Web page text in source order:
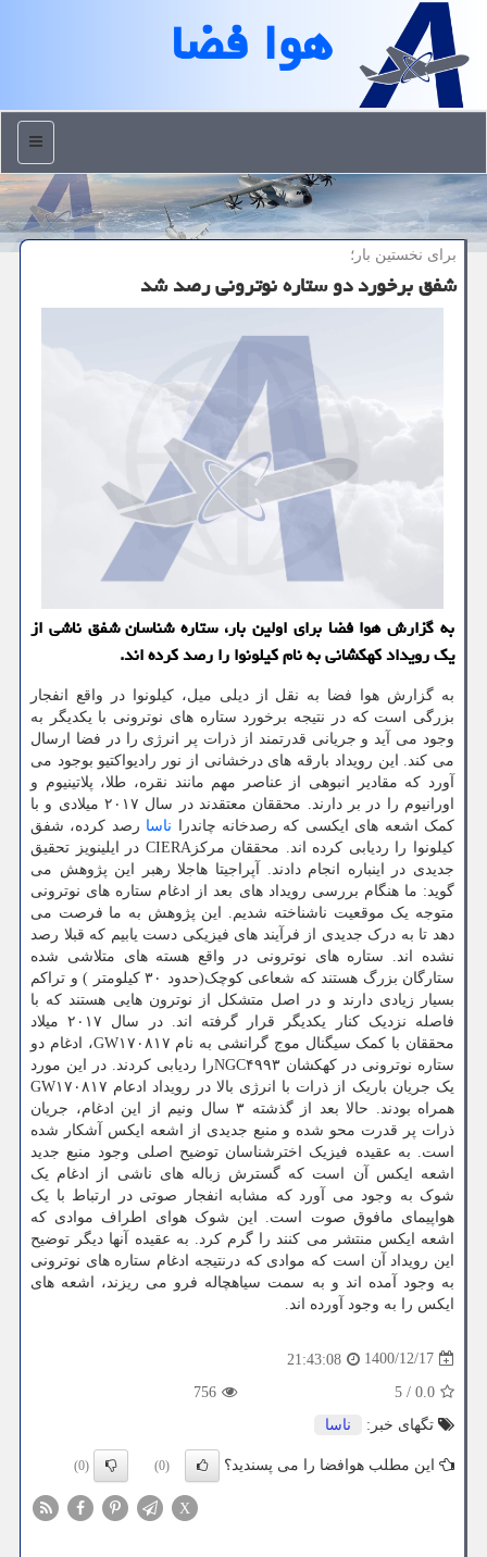
هوا فضا
منو
برای نخستین بار؛
شفق برخورد دو ستاره نوترونی رصد شد
به گزارش هوا فضا برای اولین بار، ستاره شناسان شفق ناشی از
یک رویداد کهکشانی به نام کیلونوا را رصد کرده اند.
به گزارش هوا فضا به نقل از دیلی میل، کیلونوا در واقع انفجار
بزرگی است که در نتیجه برخورد ستاره های نوترونی با یکدیگر به
وجود می آید و جریانی قدرتمند از ذرات پر انرژی را در فضا ارسال
می کند. این رویداد بارقه های درخشانی از نور رادیواکتیو بوجود می
آورد که مقادیر انبوهی از عناصر مهم مانند نقره، طلا، پلاتینیوم و
اورانیوم را در بر دارند. محققان معتقدند در سال ۲۰۱۷ میلادی و با
کمک اشعه های ایکسی که رصدخانه چاندرا ناسا رصد کرده، شفق
کیلونوا را ردیابی کرده اند. محققان مرکزCIERA در ایلینویز تحقیق
جدیدی در اینباره انجام دادند. آپراجیتا هاجلا رهبر این پژوهش می
گوید: ما هنگام بررسی رویداد های بعد از ادغام ستاره های نوترونی
متوجه یک موقعیت ناشناخته شدیم. این پژوهش به ما فرصت می
دهد تا به درک جدیدی از فرآیند های فیزیکی دست یابیم که قبلا رصد
نشده اند. ستاره های نوترونی در واقع هسته های متلاشی شده
ستارگان بزرگ هستند که شعاعی کوچک(حدود ۳۰ کیلومتر ) و تراکم
بسیار زیادی دارند و در اصل متشکل از نوترون هایی هستند که با
فاصله نزدیک کنار یکدیگر قرار گرفته اند. در سال ۲۰۱۷ میلاد
محققان با کمک سیگنال موج گرانشی به نام GW۱۷۰۸۱۷، ادغام دو
ستاره نوترونی در کهکشان NGC۴۹۹۳را ردیابی کردند. در این مورد
یک جریان باریک از ذرات با انرژی بالا در رویداد ادعام GW۱۷۰۸۱۷
همراه بودند. حالا بعد از گذشته ۳ سال ونیم از این ادغام، جریان
ذرات پر قدرت محو شده و منبع جدیدی از اشعه ایکس آشکار شده
است. به عقیده فیزیک اخترشناسان توضیح اصلی وجود منبع جدید
اشعه ایکس آن است که گسترش زباله های ناشی از ادغام یک
شوک به وجود می آورد که مشابه انفجار صوتی در ارتباط با یک
هواپیمای مافوق صوت است. این شوک هوای اطراف موادی که
اشعه ایکس منتشر می کنند را گرم کرد. به عقیده آنها دیگر توضیح
این رویداد آن است که موادی که درنتیجه ادغام ستاره های نوترونی
به وجود آمده اند و به سمت سیاهچاله فرو می ریزند، اشعه های
ایکس را به وجود آورده اند.
1400/12/17
21:43:08
0.0
/
5
756
تگهای خبر:
ناسا
این مطلب هوافضا را می پسندید؟ (0)
(0)
X